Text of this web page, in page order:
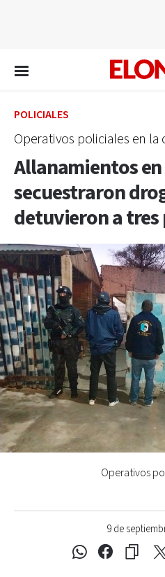
POLICIALES
Operativos policiales en la
Allanamientos
secuestraron
detuvieron a tres
9 de
Operativos